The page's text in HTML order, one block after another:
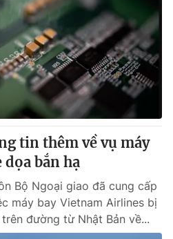
tin thêm về vụ máy
dọa bắn hạ
Bộ Ngoại giao đã cung cấp
máy bay Vietnam Airlines bị
đường từ Nhật Bản về...